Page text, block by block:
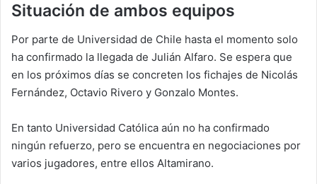
Situación de ambos equipos
Por parte de Universidad de Chile hasta el momento solo
ha confirmado la llegada de Julián Alfaro. Se espera que
en los próximos días se concreten los fichajes de Nicolás
Fernández, Octavio Rivero y Gonzalo Montes.
En tanto Universidad Católica aún no ha confirmado
ningún refuerzo, pero se encuentra en negociaciones por
varios jugadores, entre ellos Altamirano.